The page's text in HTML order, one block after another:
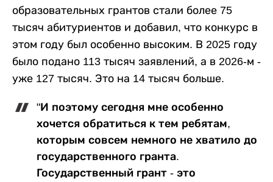
образовательных грантов стали более 75
тысяч абитуриентов и добавил, что конкурс в
этом году был особенно высоким. В 2025 году
было подано 113 тысяч заявлений, а в 2026-м -
уже 127 тысяч. Это на 14 тысяч больше.
"И поэтому сегодня мне особенно
хочется обратиться к тем ребятам,
которым совсем немного не хватило до
государственного гранта.
Государственный грант - это